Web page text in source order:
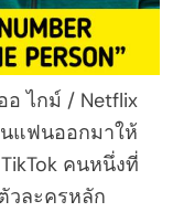
ไกม์ / Netflix
แฟนออกมาให้
คนหนึ่งที่
วละครหลัก